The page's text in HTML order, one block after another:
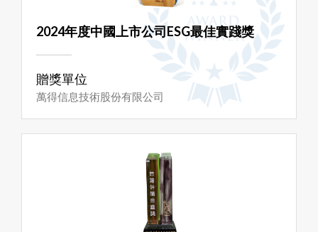
2024年度中國上市公司ESG最佳實踐獎
贈獎單位
萬得信息技術股份有限公司